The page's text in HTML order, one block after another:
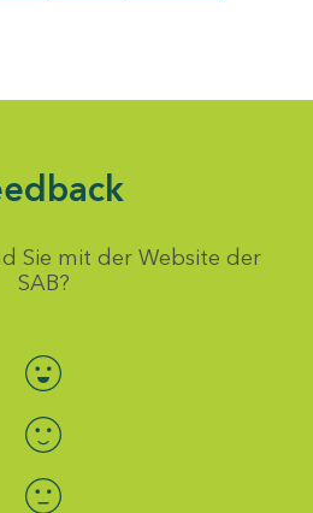
Sie mit der Website der
SAB?
Bewertung auswählen